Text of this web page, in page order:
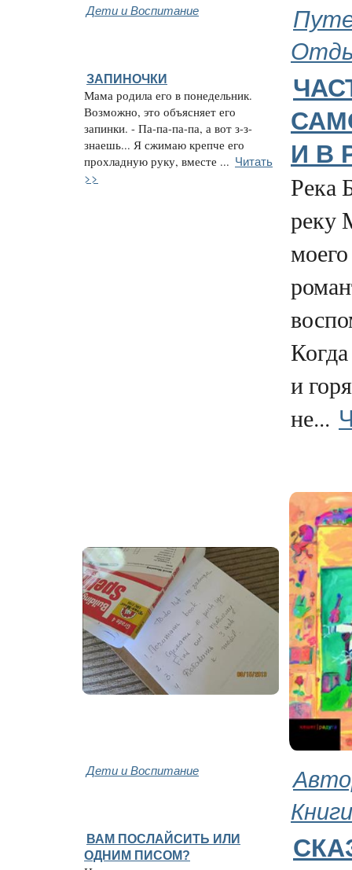
Дети и Воспитание
ЗАПИНОЧКИ
Мама родила его в понедельник.
Возможно, это объясняет его
запинки. - Па-па-па-па, а вот з-з-
знаешь... Я сжимаю крепче его
прохладную руку, вместе ... Читать
>>
И В
Река
реку
и
не...
Дети и Воспитание
Книги
ВАМ ПОСЛАЙСИТЬ ИЛИ
ОДНИМ ПИСОМ?